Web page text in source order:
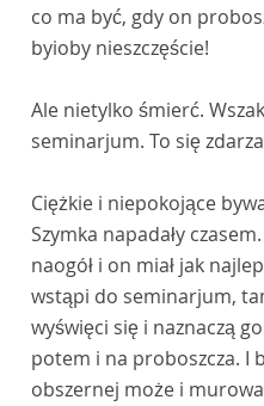
co ma być, gdy on
byioby nieszczęście!
Ale nietylko śmierć.
seminarjum. To się
Ciężkie i niepokojące
Szymka napadały
naogół i on miał jak
wstąpi do seminarjum,
wyświęci się i naznaczą
potem i na proboszcza. I
obszernej może i